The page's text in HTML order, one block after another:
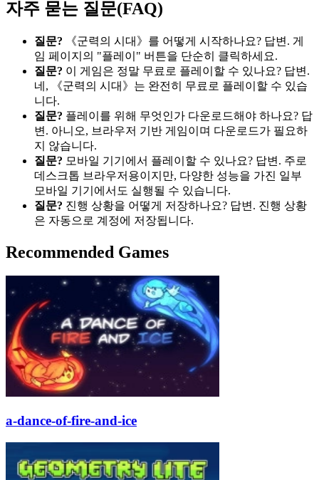
자주 묻는 질문(FAQ)
질문? 《군력의 시대》를 어떻게 시작하나요? 답변. 게
임 페이지의 "플레이" 버튼을 단순히 클릭하세요.
질문? 이 게임은 정말 무료로 플레이할 수 있나요? 답변.
네, 《군력의 시대》는 완전히 무료로 플레이할 수 있습
니다.
질문? 플레이를 위해 무엇인가 다운로드해야 하나요? 답
변. 아니오, 브라우저 기반 게임이며 다운로드가 필요하
지 않습니다.
질문? 모바일 기기에서 플레이할 수 있나요? 답변. 주로
데스크톱 브라우저용이지만, 다양한 성능을 가진 일부
모바일 기기에서도 실행될 수 있습니다.
질문? 진행 상황을 어떻게 저장하나요? 답변. 진행 상황
은 자동으로 계정에 저장됩니다.
Recommended Games
a-dance-of-fire-and-ice